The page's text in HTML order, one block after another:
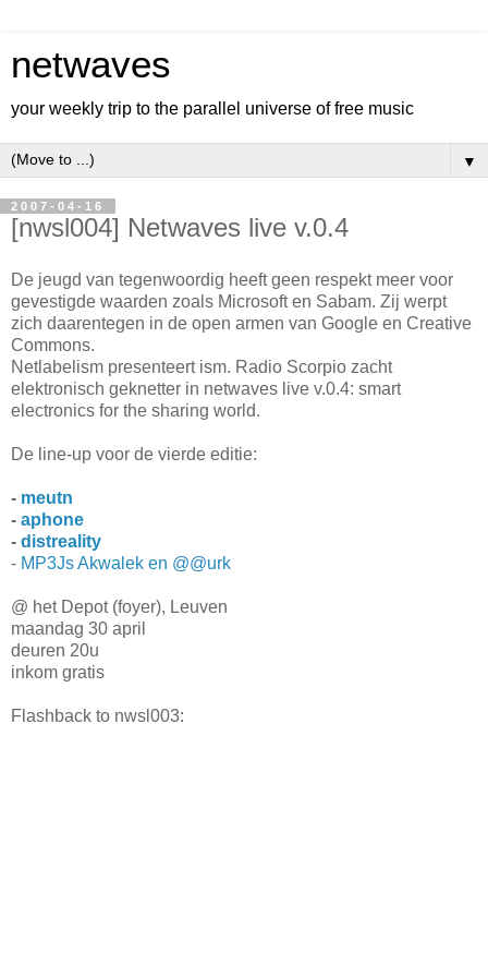
netwaves
your weekly trip to the parallel universe of free music
▼
2007-04-16
[nwsl004] Netwaves live v.0.4
De jeugd van tegenwoordig heeft geen respekt meer voor
gevestigde waarden zoals Microsoft en Sabam. Zij werpt
zich daarentegen in de open armen van Google en Creative
Commons.
Netlabelism presenteert ism. Radio Scorpio zacht
elektronisch geknetter in netwaves live v.0.4: smart
electronics for the sharing world.
De line-up voor de vierde editie:
- meutn
- aphone
- distreality
- MP3Js Akwalek en @@urk
@ het Depot (foyer), Leuven
maandag 30 april
deuren 20u
inkom gratis
Flashback to nwsl003: